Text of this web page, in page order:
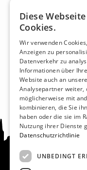
Diese
Cookies.
Wir verwenden
Anzeigen zu
Datenverkehr zu
Informationen über
Website auch an
Analysepartner weiter,
möglicherweise mit
kombinieren, die Sie
haben oder die sie im
Nutzung ihrer Dienste
Datenschutzrichtlinie
UNBEDINGT